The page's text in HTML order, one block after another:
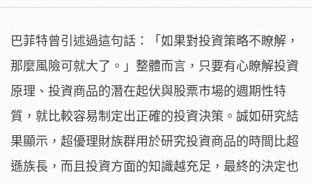
巴菲特曾引述過這句話：「如果對投資策略不瞭解，
那麼風險可就大了。」整體而言，只要有心瞭解投資
原理、投資商品的潛在起伏與股票市場的週期性特
質，就比較容易制定出正確的投資決策。誠如研究結
果顯示，超優理財族群用於研究投資商品的時間比超
遜族長，而且投資方面的知識越充足，最終的決定也